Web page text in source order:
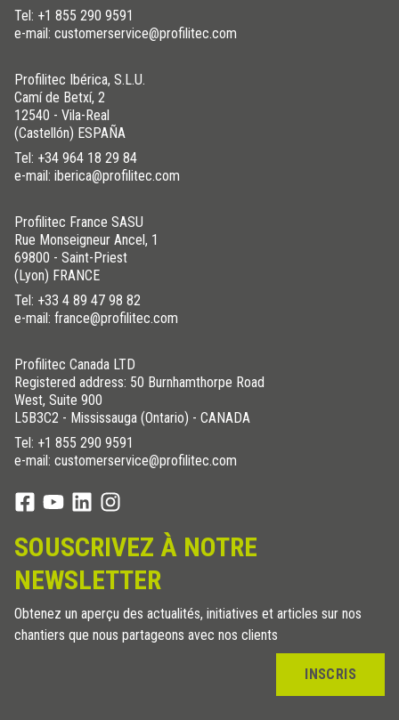
Tel: +1 855 290 9591
e-mail: customerservice@profilitec.com
Profilitec Ibérica, S.L.U.
Camí de Betxí, 2
12540 - Vila-Real
(Castellón) ESPAÑA
Tel: +34 964 18 29 84
e-mail: iberica@profilitec.com
Profilitec France SASU
Rue Monseigneur Ancel, 1
69800 - Saint-Priest
(Lyon) FRANCE
Tel: +33 4 89 47 98 82
e-mail: france@profilitec.com
Profilitec Canada LTD
Registered address: 50 Burnhamthorpe Road
West, Suite 900
L5B3C2 - Mississauga (Ontario) - CANADA
Tel: +1 855 290 9591
e-mail: customerservice@profilitec.com
SOUSCRIVEZ À NOTRE
NEWSLETTER
Obtenez un aperçu des actualités, initiatives et articles sur nos
chantiers que nous partageons avec nos clients
INSCRIS